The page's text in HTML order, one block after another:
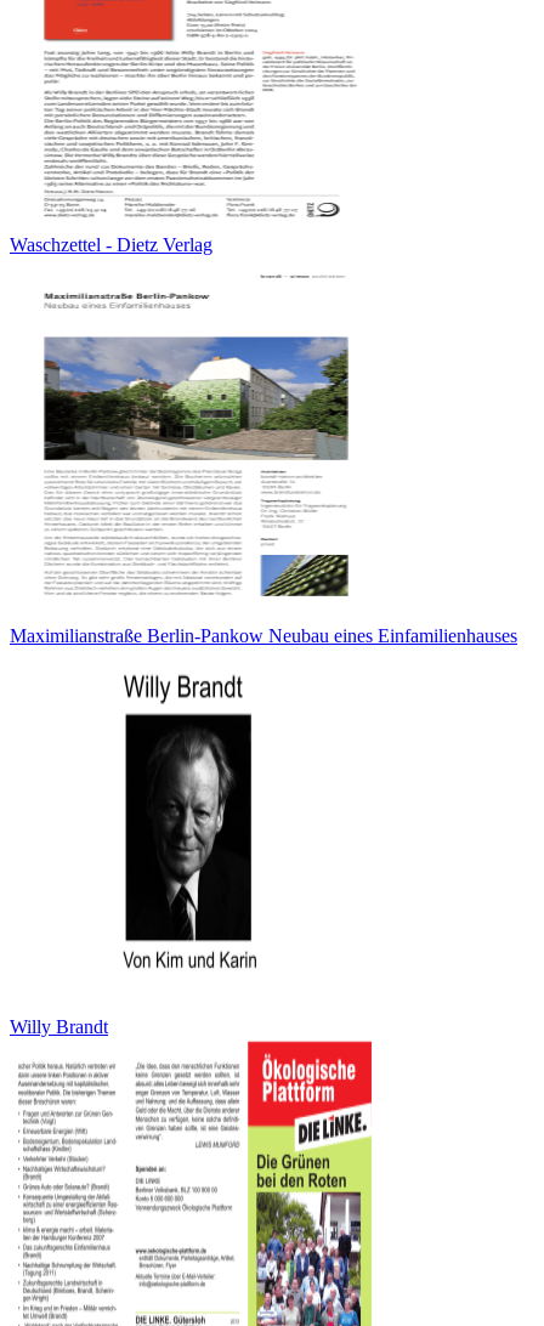
Waschzettel - Dietz Verlag
Maximilianstraße Berlin-Pankow Neubau eines Einfamilienhauses
Willy Brandt